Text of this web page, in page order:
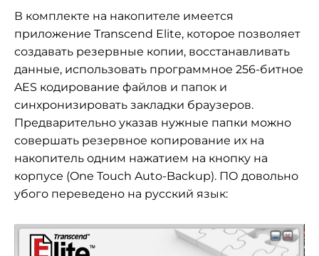
В комплекте на накопителе имеется
приложение Transcend Elite, которое позволяет
создавать резервные копии, восстанавливать
данные, использовать программное 256-битное
AES кодирование файлов и папок и
синхронизировать закладки браузеров.
Предварительно указав нужные папки можно
совершать резервное копирование их на
накопитель одним нажатием на кнопку на
корпусе (One Touch Auto-Backup). ПО довольно
убого переведено на русский язык: